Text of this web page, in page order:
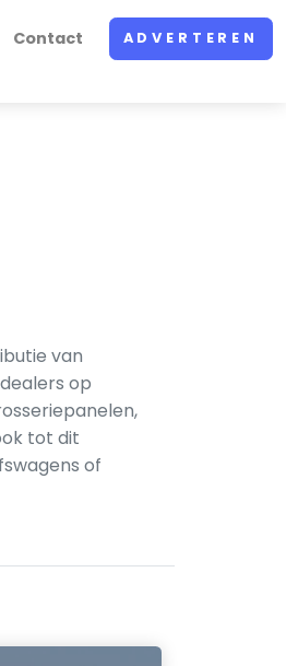
Contact ADVERTEREN
van
op
tot dit
of